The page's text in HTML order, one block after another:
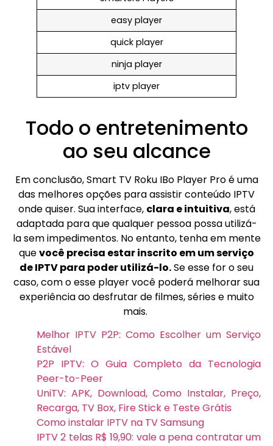
easy player
quick player
ninja player
iptv player
Todo o entretenimento
ao seu alcance
Em conclusão, Smart TV Roku IBo Player Pro é uma
das melhores opções para assistir conteúdo IPTV
onde quiser. Sua interface, clara e intuitiva, está
adaptada para que qualquer pessoa possa utilizá-
la sem impedimentos. No entanto, tenha em mente
quevocê precisa estar inscrito em um serviço
de IPTV para poder utilizá-lo.Se esse for o seu
caso, com o esse player você poderá melhorar sua
experiência ao desfrutar de filmes, séries e muito
mais.
Melhor IPTV P2P: Como Escolher um Serviço
Estável
P2P IPTV: O Guia Completo da Tecnologia
Peer-to-Peer
UniTV: APK, Download, Como Instalar, Preço,
Recarga, TV Box, Fire Stick e Teste Grátis
Como instalar IPTV na TV Samsung
IPTV 2 telas R$ 19,90: vale a pena contratar um